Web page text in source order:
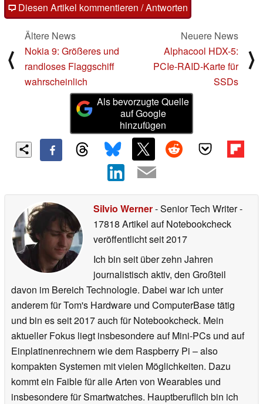
Diesen Artikel kommentieren / Antworten
⟨
Ältere News
Nokia 9: Größeres und
randloses Flaggschiff
wahrscheinlich
Neuere News
Alphacool HDX-5:
PCIe-RAID-Karte für
SSDs
⟩
Als bevorzugte Quelle
auf Google
hinzufügen
Silvio Werner- Senior Tech Writer-
17818 Artikel auf Notebookcheck
veröffentlichtseit 2017
Ich bin seit über zehn Jahren
journalistisch aktiv, den Großteil
davon im Bereich Technologie. Dabei war ich unter
anderem für Tom's Hardware und ComputerBase tätig
und bin es seit 2017 auch für Notebookcheck. Mein
aktueller Fokus liegt insbesondere auf Mini-PCs und auf
Einplatinenrechnern wie dem Raspberry Pi – also
kompakten Systemen mit vielen Möglichkeiten. Dazu
kommt ein Faible für alle Arten von Wearables und
insbesondere für Smartwatches. Hauptberuflich bin ich